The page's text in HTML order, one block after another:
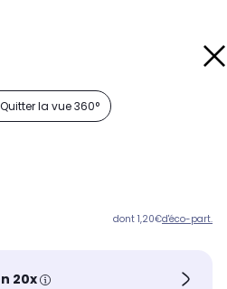
Quitter la vue 360°
dont 1,20€d'éco-part.
20x